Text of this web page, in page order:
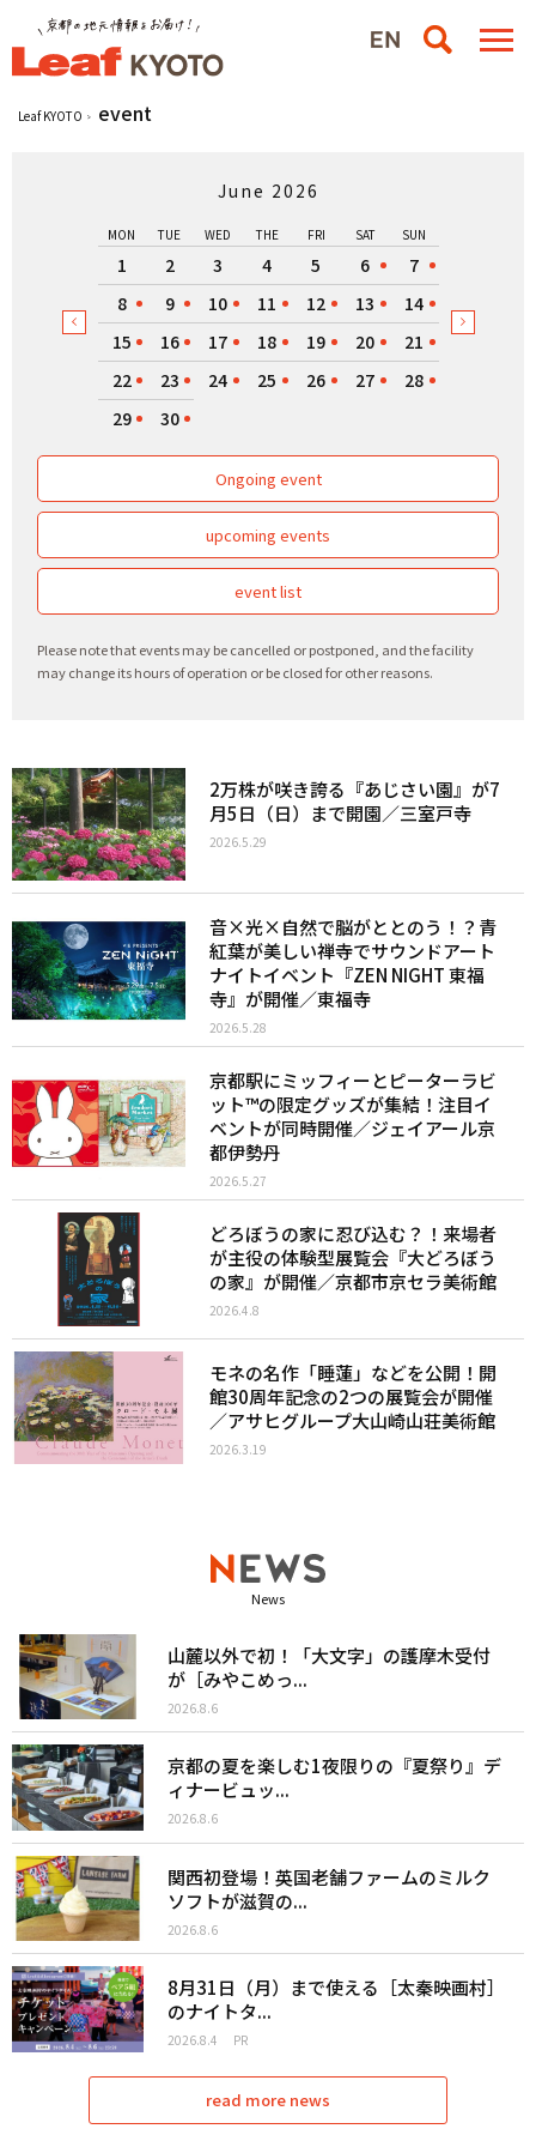
Leaf KYOTO event
June 2026
MON TUE WED THE FRI SAT SUN
1 2 3 4 5 6
7
8
9 10 11 12 13
14
15
16 17 18 19 20
21
22
23 24 25 26 27
28
29
30
Ongoing event
upcoming events
event list
Please note that events may be cancelled or postponed, and the facility
may change its hours of operation or be closed for other reasons.
2万株が咲き誇る『あじさい園』が7
月5日（日）まで開園／三室戸寺
2026.5.29
音×光×自然で脳がととのう！？青
紅葉が美しい禅寺でサウンドアート
ナイトイベント『ZEN NIGHT 東福
寺』が開催／東福寺
2026.5.28
京都駅にミッフィーとピーターラビ
ット™︎の限定グッズが集結！注目イ
ベントが同時開催／ジェイアール京
都伊勢丹
2026.5.27
どろぼうの家に忍び込む？！来場者
が主役の体験型展覧会『大どろぼう
の家』が開催／京都市京セラ美術館
2026.4.8
モネの名作「睡蓮」などを公開！開
館30周年記念の2つの展覧会が開催
／アサヒグループ大山崎山荘美術館
2026.3.19
News
山麓以外で初！「大文字」の護摩木受付
が［みやこめっ...
2026.8.6
京都の夏を楽しむ1夜限りの『夏祭り』デ
ィナービュッ...
2026.8.6
関西初登場！英国老舗ファームのミルク
ソフトが滋賀の...
2026.8.6
8月31日（月）まで使える［太秦映画村］
のナイトタ...
2026.8.4 PR
read more news